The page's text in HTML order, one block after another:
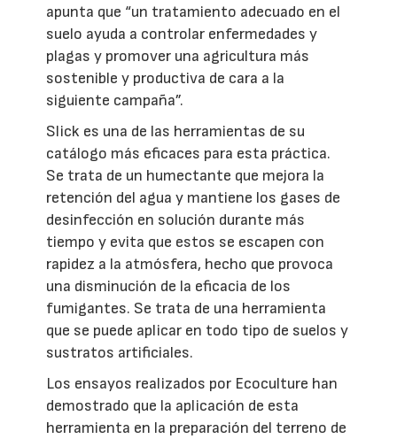
apunta que “un tratamiento adecuado en el
suelo ayuda a controlar enfermedades y
plagas y promover una agricultura más
sostenible y productiva de cara a la
siguiente campaña”.
Slick es una de las herramientas de su
catálogo más eficaces para esta práctica.
Se trata de un humectante que mejora la
retención del agua y mantiene los gases de
desinfección en solución durante más
tiempo y evita que estos se escapen con
rapidez a la atmósfera, hecho que provoca
una disminución de la eficacia de los
fumigantes. Se trata de una herramienta
que se puede aplicar en todo tipo de suelos y
sustratos artificiales.
Los ensayos realizados por Ecoculture han
demostrado que la aplicación de esta
herramienta en la preparación del terreno de